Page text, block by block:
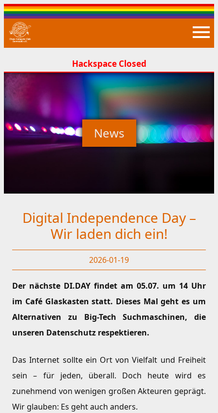
Closed
News
Digital Independence Day –
Wir laden dich ein!
2026-01-19
Der nächste DI.DAY findet am 05.07. um 14 Uhr
im Café Glaskasten statt. Dieses Mal geht es um
Alternativen zu Big-Tech Suchmaschinen, die
unseren Datenschutz respektieren.
Das Internet sollte ein Ort von Vielfalt und Freiheit
sein – für jeden, überall. Doch heute wird es
zunehmend von wenigen großen Akteuren geprägt.
Wir glauben: Es geht auch anders.